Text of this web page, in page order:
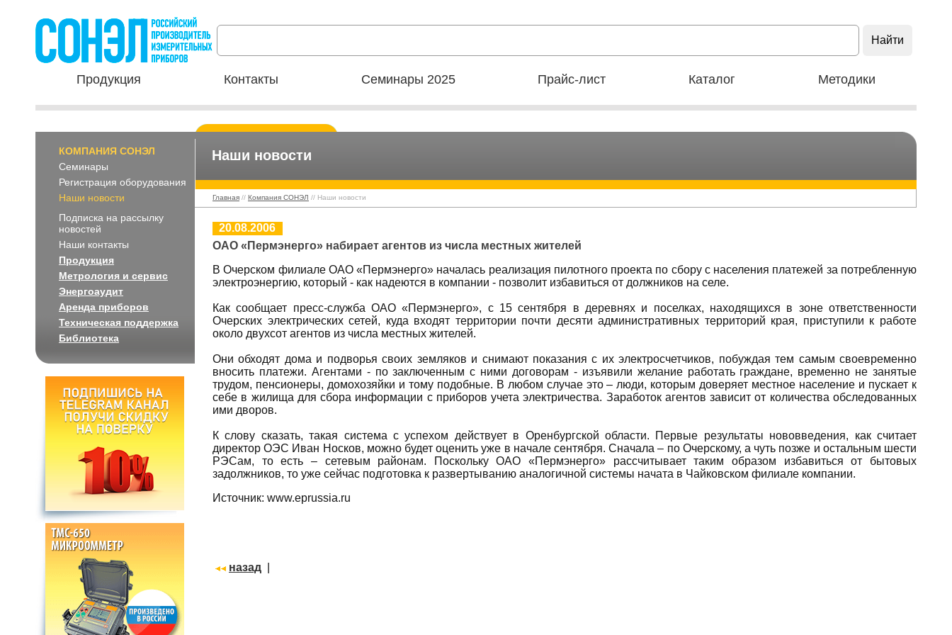
Продукция Контакты Семинары 2025 Прайс-лист Каталог Методики
КОМПАНИЯ СОНЭЛ
Семинары
Регистрация оборудования
Наши новости
Подписка на рассылку
новостей
Наши контакты
Продукция
Метрология и сервис
Энергоаудит
Аренда приборов
Техническая поддержка
Библиотека
Наши новости
Главная // Компания СОНЭЛ // Наши новости
20.08.2006
ОАО «Пермэнерго» набирает агентов из числа местных жителей
В Очерском филиале ОАО «Пермэнерго» началась реализация пилотного проекта по сбору с населения платежей за потребленную
электроэнергию, который - как надеются в компании - позволит избавиться от должников на селе.
Как сообщает пресс-служба ОАО «Пермэнерго», с 15 сентября в деревнях и поселках, находящихся в зоне ответственности
Очерских электрических сетей, куда входят территории почти десяти административных территорий края, приступили к работе
около двухсот агентов из числа местных жителей.
Они обходят дома и подворья своих земляков и снимают показания с их электросчетчиков, побуждая тем самым своевременно
вносить платежи. Агентами - по заключенным с ними договорам - изъявили желание работать граждане, временно не занятые
трудом, пенсионеры, домохозяйки и тому подобные. В любом случае это – люди, которым доверяет местное население и пускает к
себе в жилища для сбора информации с приборов учета электричества. Заработок агентов зависит от количества обследованных
ими дворов.
К слову сказать, такая система с успехом действует в Оренбургской области. Первые результаты нововведения, как считает
директор ОЭС Иван Носков, можно будет оценить уже в начале сентября. Сначала – по Очерскому, а чуть позже и остальным шести
РЭСам, то есть – сетевым районам. Поскольку ОАО «Пермэнерго» рассчитывает таким образом избавиться от бытовых
задолжников, то уже сейчас подготовка к развертыванию аналогичной системы начата в Чайковском филиале компании.
Источник: www.eprussia.ru
назад